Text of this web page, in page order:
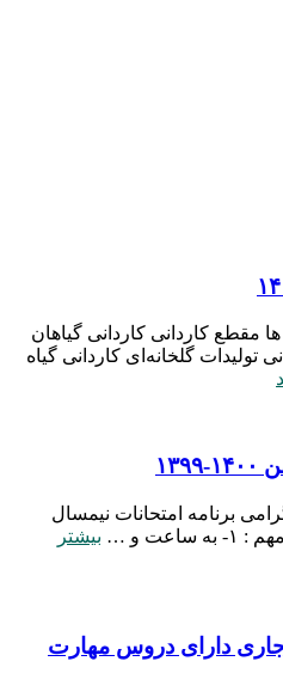
مقطع کاردانی کاردانی گیاهان
تولیدات گلخانه‌ای کاردانی گیاه
برنامه امتحانات نیمسال
و …
بیشتر
جاری دارای دروس مهارت